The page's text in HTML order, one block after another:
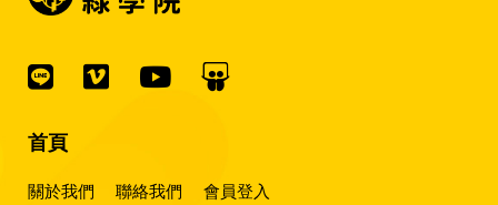
首頁
關於我們 聯絡我們 會員登入